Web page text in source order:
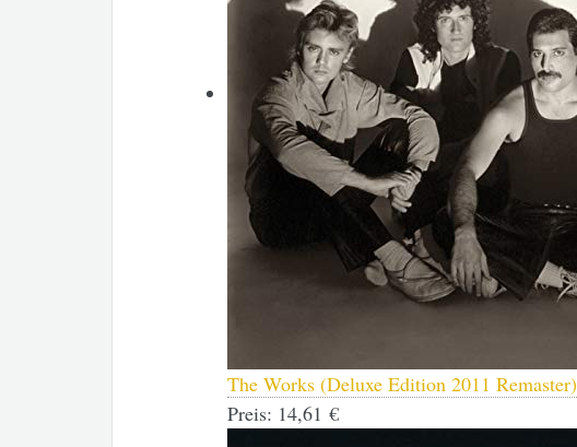
The Works (Deluxe Edition 2011 Remaster)
Preis: 14,61 €